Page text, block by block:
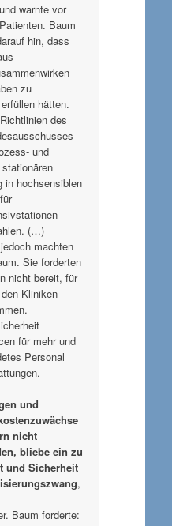
warnte vor
Baum
hin, dass
zu
hätten.
des
und
in hochsensiblen
(…)
machten
Sie forderten
nicht bereit, für
Kliniken
für mehr und
Personal
und
nicht
bliebe ein zu
und Sicherheit
,
Baum forderte: